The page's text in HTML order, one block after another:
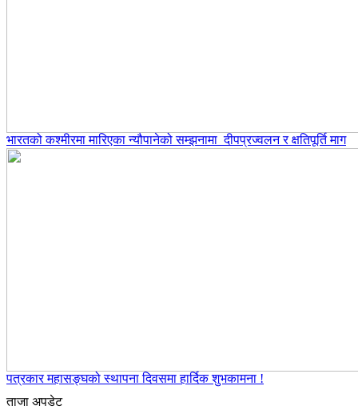
भारतको कश्मीरमा मारिएका न्यौपानेको सम्झनामा दीपप्रज्वलन र क्षतिपूर्ति माग
पत्रकार महासङ्घको स्थापना दिवसमा हार्दिक शुभकामना !
ताजा अपडेट